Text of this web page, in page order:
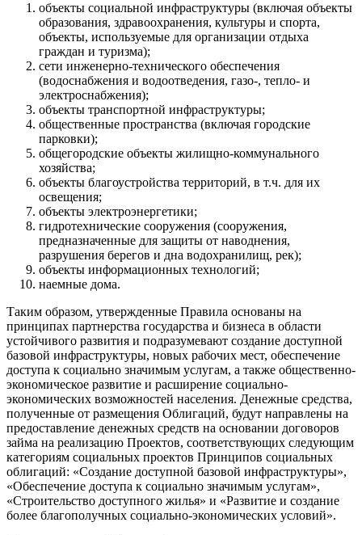
объекты социальной инфраструктуры (включая объекты
образования, здравоохранения, культуры и спорта,
объекты, используемые для организации отдыха
граждан и туризма);
сети инженерно-технического обеспечения
(водоснабжения и водоотведения, газо-, тепло- и
электроснабжения);
объекты транспортной инфраструктуры;
общественные пространства (включая городские
парковки);
общегородские объекты жилищно-коммунального
хозяйства;
объекты благоустройства территорий, в т.ч. для их
освещения;
объекты электроэнергетики;
гидротехнические сооружения (сооружения,
предназначенные для защиты от наводнения,
разрушения берегов и дна водохранилищ, рек);
объекты информационных технологий;
наемные дома.
Таким образом, утвержденные Правила основаны на
принципах партнерства государства и бизнеса в области
устойчивого развития и подразумевают создание доступной
базовой инфраструктуры, новых рабочих мест, обеспечение
доступа к социально значимым услугам, а также общественно-
экономическое развитие и расширение социально-
экономических возможностей населения. Денежные средства,
полученные от размещения Облигаций, будут направлены на
предоставление денежных средств на основании договоров
займа на реализацию Проектов, соответствующих следующим
категориям социальных проектов Принципов социальных
облигаций: «Создание доступной базовой инфраструктуры»,
«Обеспечение доступа к социально значимым услугам»,
«Строительство доступного жилья» и «Развитие и создание
более благополучных социально-экономических условий».